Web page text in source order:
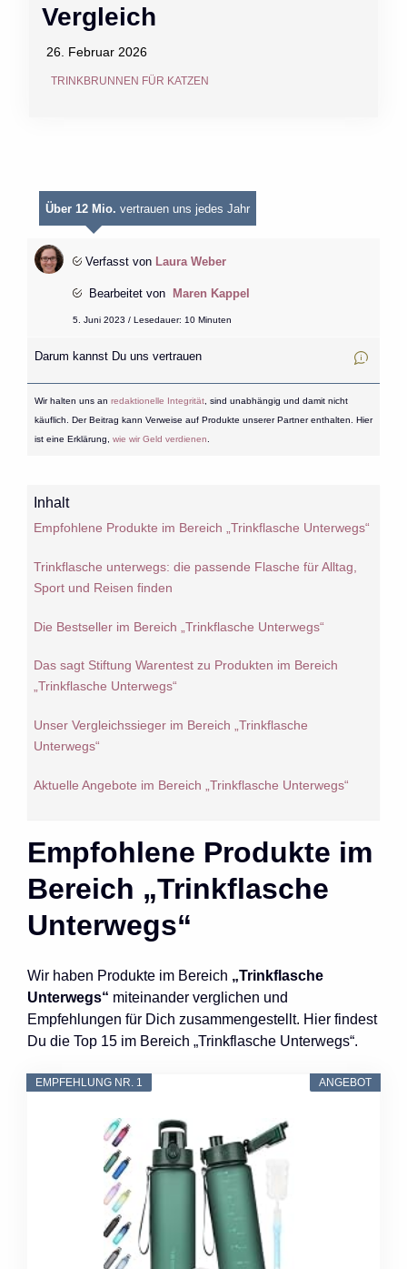
Vergleich
26. Februar 2026
TRINKBRUNNEN FÜR KATZEN
Über 12 Mio. vertrauen uns jedes Jahr
Verfasst von Laura Weber
Bearbeitet von Maren Kappel
5. Juni 2023 / Lesedauer: 10 Minuten
Darum kannst Du uns vertrauen
Wir halten uns an redaktionelle Integrität, sind unabhängig und damit nicht
käuflich. Der Beitrag kann Verweise auf Produkte unserer Partner enthalten. Hier
ist eine Erklärung, wie wir Geld verdienen
Inhalt
Empfohlene Produkte im Bereich „Trinkflasche Unterwegs“
Trinkflasche unterwegs: die passende Flasche für Alltag,
Sport und Reisen finden
Die Bestseller im Bereich „Trinkflasche Unterwegs“
Das sagt Stiftung Warentest zu Produkten im Bereich
„Trinkflasche Unterwegs“
Unser Vergleichssieger im Bereich „Trinkflasche
Unterwegs“
Aktuelle Angebote im Bereich „Trinkflasche Unterwegs“
Empfohlene Produkte im
Bereich „Trinkflasche
Unterwegs“
Wir haben Produkte im Bereich „Trinkflasche
Unterwegs“ miteinander verglichen und
Empfehlungen für Dich zusammengestellt. Hier findest
Du die Top 15 im Bereich „Trinkflasche Unterwegs“.
ANGEBOT
EMPFEHLUNG NR. 1